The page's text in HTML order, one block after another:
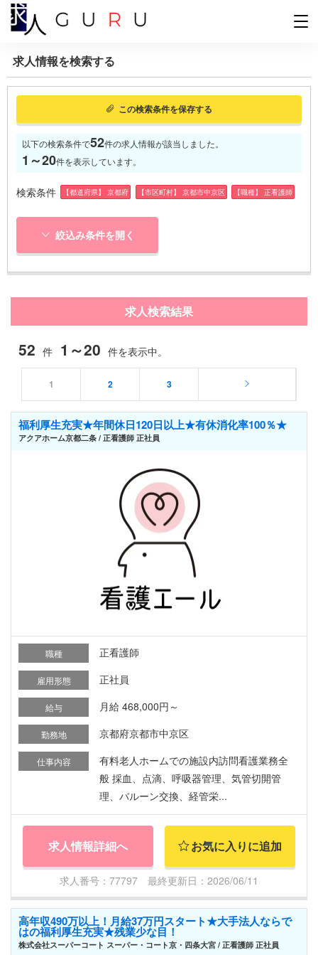
求人情報を検索する
この検索条件を保存する
以下の検索条件で52件の求人情報が該当しました。
1～20件を表示しています。
検索条件 【都道府県】 京都府 【市区町村】 京都市中京区 【職種】 正看護師
絞込み条件を開く
求人検索結果
52 件 1～20 件を表示中。
1 2 3
福利厚生充実★年間休日120日以上★有休消化率100％★
アクアホーム京都二条 / 正看護師 正社員
職種 正看護師
雇用形態 正社員
給与 月給 468,000円～
勤務地 京都府京都市中京区
仕事内容
有料老人ホームでの施設内訪問看護業務全
般 採血、点滴、呼吸器管理、気管切開管
理、バルーン交換、経管栄...
求人情報詳細へ お気に入りに追加
求人番号：77797 最終更新日：2026/06/11
高年収490万以上！月給37万円スタート★大手法人ならで
はの福利厚生充実★残業少な目！
株式会社スーパーコート スーパー・コート京・四条大宮 / 正看護師 正社員